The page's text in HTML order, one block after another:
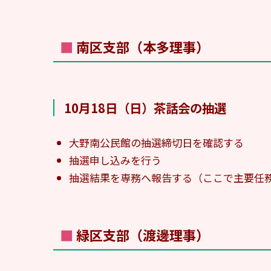
■ 南区支部（本多理事）
10月18日（日）茶話会の抽選
大野南公民館の抽選締切日を確認する
抽選申し込みを行う
抽選結果を専務へ報告する（ここで主要任
■ 緑区支部（渡邊理事）